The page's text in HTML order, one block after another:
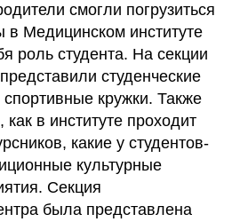
смогли погрузиться
в Медицинском институте
роль студента. На секции
студенческие
кружки. Также
как в институте проходит
какие у студентов-
культурные
Секция
была представлена